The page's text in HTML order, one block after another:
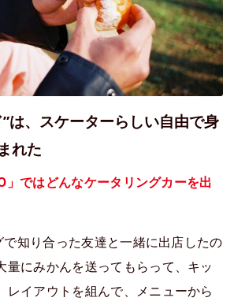
は、スケーターらしい自由で身
れた
ではどんなケータリングカーを出
知り合った友達と一緒に出店したの
量にみかんを送ってもらって、キッ
レイアウトを組んで、メニューから